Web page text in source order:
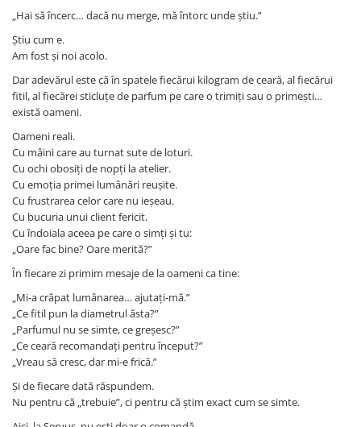
„Hai să încerc… dacă nu merge, mă întorc unde știu.”
Știu cum e.
Am fost și noi acolo.
Dar adevărul este că în spatele fiecărui kilogram de ceară, al fiecărui
fitil, al fiecărei sticluțe de parfum pe care o trimiți sau o primești…
există oameni.
Oameni reali.
Cu mâini care au turnat sute de loturi.
Cu ochi obosiți de nopți la atelier.
Cu emoția primei lumânări reușite.
Cu frustrarea celor care nu ieșeau.
Cu bucuria unui client fericit.
Cu îndoiala aceea pe care o simți și tu:
„Oare fac bine? Oare merită?”
În fiecare zi primim mesaje de la oameni ca tine:
„Mi-a crăpat lumânarea… ajutați-mă.”
„Ce fitil pun la diametrul ăsta?”
„Parfumul nu se simte, ce greșesc?”
„Ce ceară recomandați pentru început?”
„Vreau să cresc, dar mi-e frică.”
Și de fiecare dată răspundem.
Nu pentru că „trebuie”, ci pentru că știm exact cum se simte.